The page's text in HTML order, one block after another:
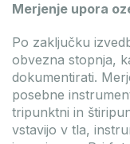
Merjenje upora
Po zaključku
obvezna stopnja,
dokumentirati.
posebne
tripunktni in
vstavijo v tla,